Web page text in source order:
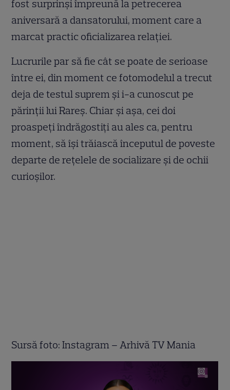
fost surprinși împreună la petrecerea
aniversară a dansatorului, moment care a
marcat practic oficializarea relației.
Lucrurile par să fie cât se poate de serioase
între ei, din moment ce fotomodelul a trecut
deja de testul suprem și i-a cunoscut pe
părinții lui Rareș. Chiar și așa, cei doi
proaspeți îndrăgostiți au ales ca, pentru
moment, să își trăiască începutul de poveste
departe de rețelele de socializare și de ochii
curioșilor.
Sursă foto: Instagram – Arhivă TV Mania